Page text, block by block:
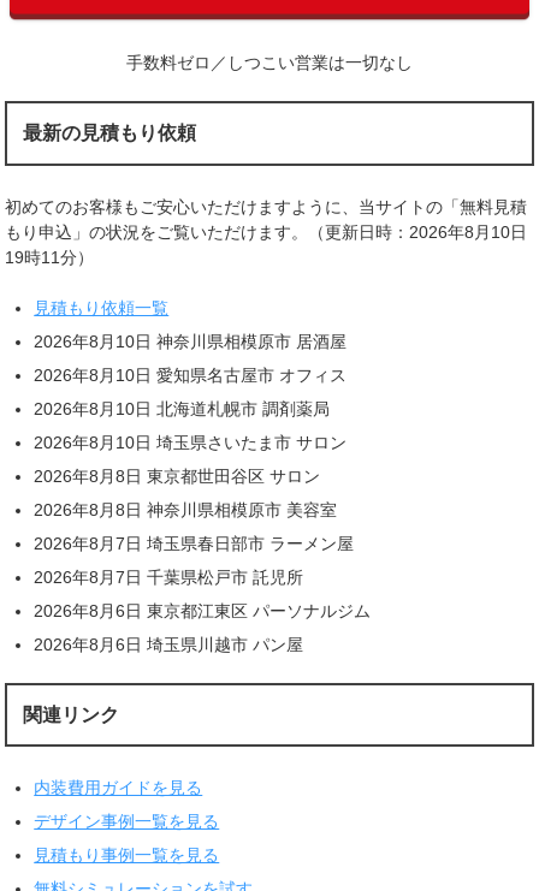
手数料ゼロ／しつこい営業は一切なし
最新の見積もり依頼
初めてのお客様もご安心いただけますように、当サイトの「無料見積
もり申込」の状況をご覧いただけます。（更新日時：2026年8月10日
19時11分）
見積もり依頼一覧
2026年8月10日 神奈川県相模原市 居酒屋
2026年8月10日 愛知県名古屋市 オフィス
2026年8月10日 北海道札幌市 調剤薬局
2026年8月10日 埼玉県さいたま市 サロン
2026年8月8日 東京都世田谷区 サロン
2026年8月8日 神奈川県相模原市 美容室
2026年8月7日 埼玉県春日部市 ラーメン屋
2026年8月7日 千葉県松戸市 託児所
2026年8月6日 東京都江東区 パーソナルジム
2026年8月6日 埼玉県川越市 パン屋
関連リンク
内装費用ガイドを見る
デザイン事例一覧を見る
見積もり事例一覧を見る